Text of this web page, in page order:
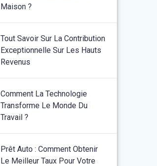
Maison ?
Tout Savoir Sur La Contribution
Exceptionnelle Sur Les Hauts
Revenus
Comment La Technologie
Transforme Le Monde Du
Travail ?
Prêt Auto : Comment Obtenir
Le Meilleur Taux Pour Votre